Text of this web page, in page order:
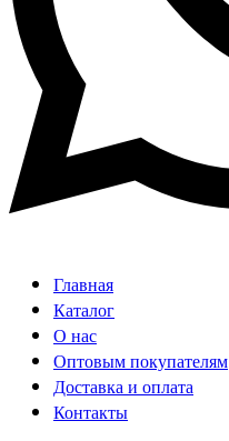
Главная
Каталог
О нас
Оптовым покупателям
Доставка и оплата
Контакты